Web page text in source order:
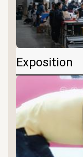
Exposition